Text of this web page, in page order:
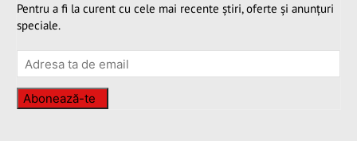
Pentru a fi la curent cu cele mai recente știri, oferte și anunțuri
speciale.
Abonează-te